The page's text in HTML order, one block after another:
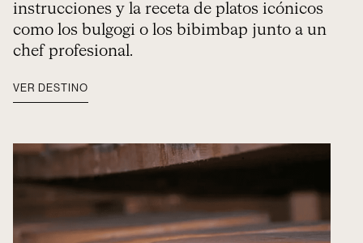
instrucciones y la receta de platos icónicos
como los bulgogi o los bibimbap junto a un
chef profesional.
VER DESTINO